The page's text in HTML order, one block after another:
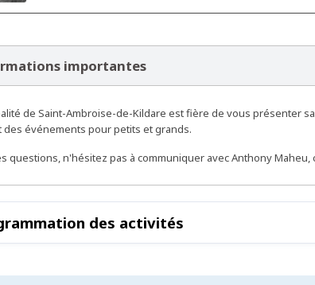
importantes
de Saint-Ambroise-de-Kildare est fière de vous présenter
des événements pour petits et grands.
questions, n'hésitez pas à communiquer avec Anthony
des activités